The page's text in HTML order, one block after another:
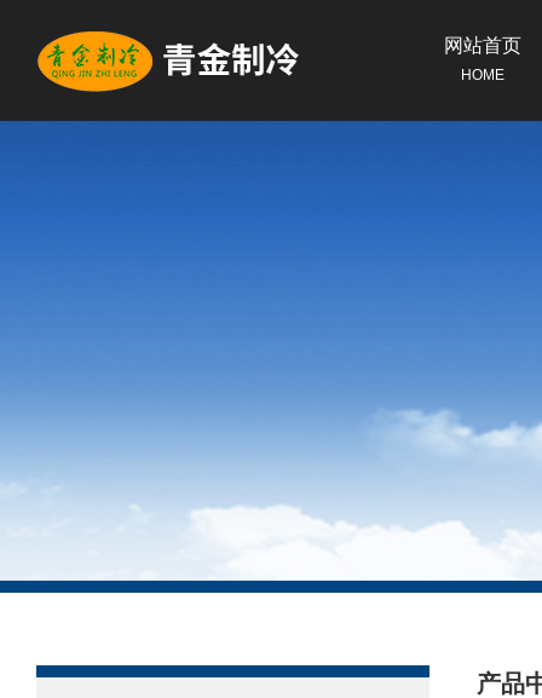
网站首页
HOME
产品